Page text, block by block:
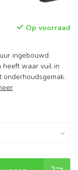
Op voorraad
ingebouwd.
heeft waar vuil in
.